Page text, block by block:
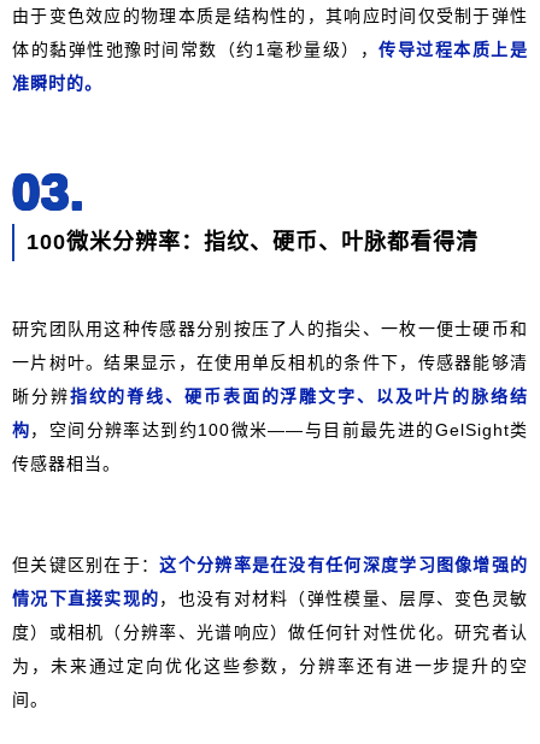
由于变色效应的物理本质是结构性的，其响应时间仅受制于弹性
体的黏弹性弛豫时间常数（约1毫秒量级），传导过程本质上是
准瞬时的。
03.
100微米分辨率：指纹、硬币、叶脉都看得清
研究团队用这种传感器分别按压了人的指尖、一枚一便士硬币和
一片树叶。结果显示，在使用单反相机的条件下，传感器能够清
晰分辨指纹的脊线、硬币表面的浮雕文字、以及叶片的脉络结
构，空间分辨率达到约100微米——与目前最先进的GelSight类
传感器相当。
但关键区别在于：这个分辨率是在没有任何深度学习图像增强的
情况下直接实现的，也没有对材料（弹性模量、层厚、变色灵敏
度）或相机（分辨率、光谱响应）做任何针对性优化。研究者认
为，未来通过定向优化这些参数，分辨率还有进一步提升的空
间。